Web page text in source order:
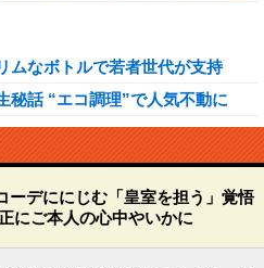
ムなボトルで若者世代が支持
秘話 “エコ調理”で人気不動に
ーデににじむ「皇室を担う」覚悟
にご本人の心中やいかに